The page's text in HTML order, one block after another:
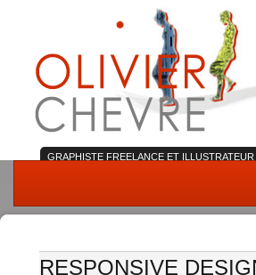
GRAPHISTE FREELANCE ET
content
RESPONSIVE